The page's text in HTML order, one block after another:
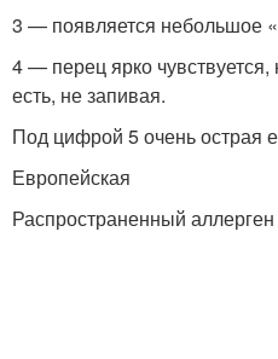
3 — появляется небольшое
4 — перец ярко
есть, не запивая.
Под цифрой 5 очень острая
Европейская
Распространенный аллерген